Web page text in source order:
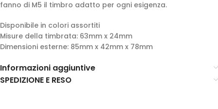
fanno di M5 il timbro adatto per ogni esigenza.
Disponibile in colori assortiti
Misure della timbrata: 63mm x 24mm
Dimensioni esterne: 85mm x 42mm x 78mm
Informazioni aggiuntive
SPEDIZIONE E RESO